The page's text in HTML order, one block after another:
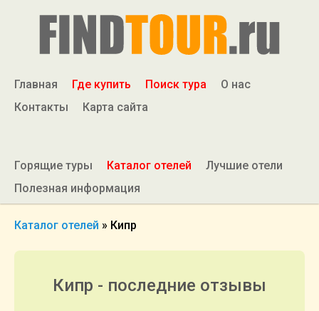
Главная Где купить Поиск тура
О нас
Контакты
Карта сайта
Горящие туры Каталог отелей
Лучшие отели
Полезная информация
Каталог отелей » Кипр
Кипр - последние отзывы